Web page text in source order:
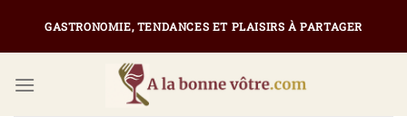
contenu
GASTRONOMIE, TENDANCES ET PLAISIRS À PARTAGER